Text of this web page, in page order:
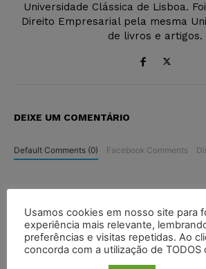
Universidade Clássica de Lisboa.
Direito Empresarial pela mesma
de livros e artigos.
DEIXE UM COMENTÁRIO
Default Comments (0) Facebook Comments
Usamos cookies em nosso site para
experiência mais relevante,
preferências e visitas repetidas. Ao
concorda com a utilização de TODOS